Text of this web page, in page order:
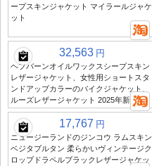
ープスキンジャケット マイラールジャケ
ット
32,563 円
ヘプバーンオイルワックスシープスキン
レザージャケット、女性用ショートスタ
ンドアップカラーのバイクジャケット、
ルーズレザージャケット 2025年新品
17,767 円
ニュージーランドのジンコウ ラムスキン
ベジタブルタン 柔らかいヴィンテージク
ロップドラペルブラックレザージャケッ